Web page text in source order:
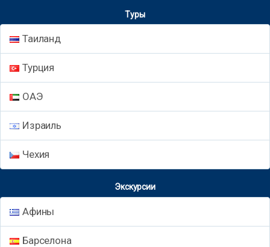
Туры
Таиланд
Турция
ОАЭ
Израиль
Чехия
Экскурсии
Афины
Барселона